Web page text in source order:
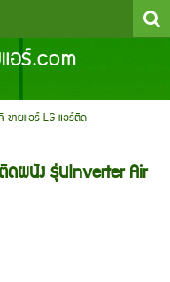
ร์.com
ขายแอร์ LG แอร์ติด
ดผนัง รุ่นInverter Air